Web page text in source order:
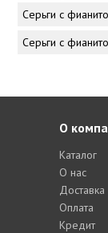
Серьги с
Серьги с
О
Каталог
О нас
Доставка
Оплата
Кредит